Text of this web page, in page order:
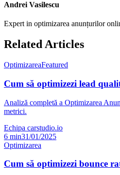
Andrei Vasilescu
Expert in optimizarea anunțurilor
Related Articles
OptimizareaFeatured
Cum să optimizezi lead
Analiză completă a Optimizarea
metrici.
Echipa carstudio.io
6 min31/01/2025
Optimizarea
Cum să optimizezi bounce